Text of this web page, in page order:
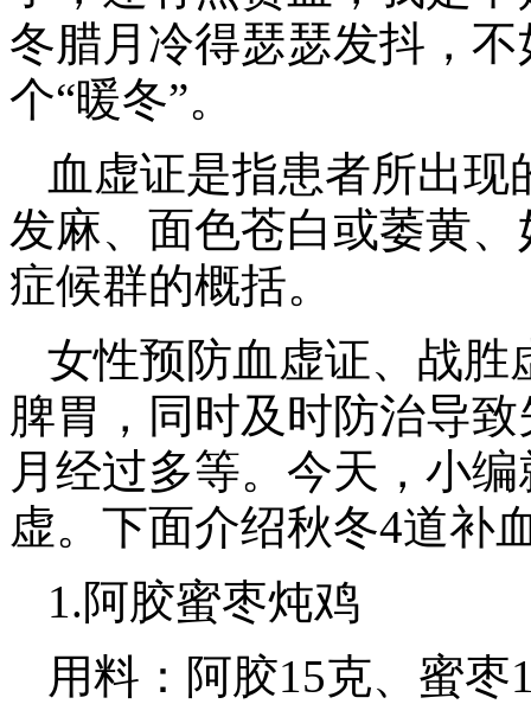
冬腊月冷得瑟瑟发抖，
个“暖冬”。
血虚证是指患者所出
发麻、面色苍白或萎黄
症候群的概括。
女性预防血虚证、战胜
脾胃，同时及时防治导
月经过多等。今天，小
虚。下面介绍秋冬4道补
1.阿胶蜜枣炖鸡
用料：阿胶15克、蜜